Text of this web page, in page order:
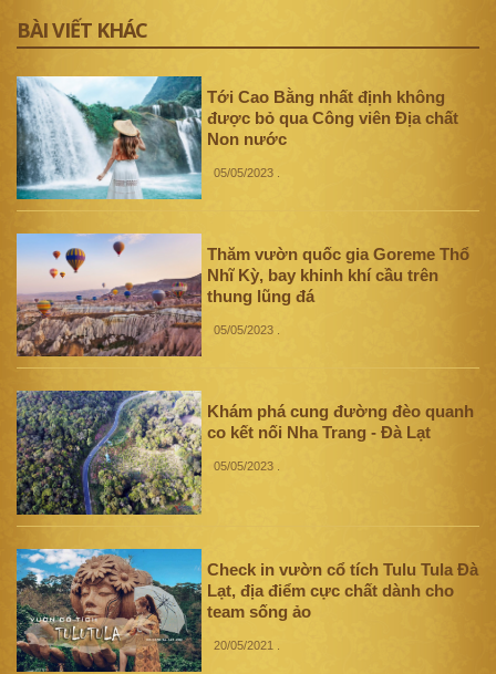
BÀI VIẾT KHÁC
Tới Cao Bằng nhất định không
được bỏ qua Công viên Địa chất
Non nước
05/05/2023
Thăm vườn quốc gia Goreme Thổ
Nhĩ Kỳ, bay khinh khí cầu trên
thung lũng đá
05/05/2023
Khám phá cung đường đèo quanh
co kết nối Nha Trang - Đà Lạt
05/05/2023
Check in vườn cổ tích Tulu Tula Đà
Lạt, địa điểm cực chất dành cho
team sống ảo
20/05/2021